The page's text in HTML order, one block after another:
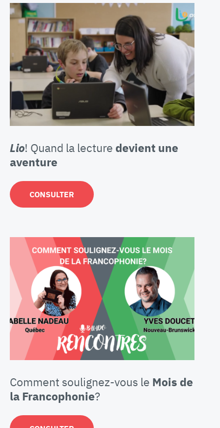
Lio! Quand la lecture devient une
aventure
CONSULTER
Comment soulignez-vous le Mois de
la Francophonie?